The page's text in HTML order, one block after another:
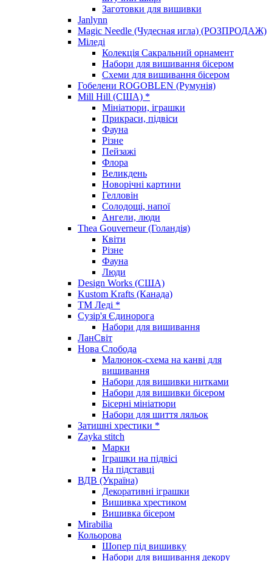
Заготовки для вишивки
Janlynn
Magic Needle (Чудесная игла) (РОЗПРОДАЖ)
Міледі
Колекція Сакральний орнамент
Набори для вишивання бісером
Схеми для вишивання бісером
Гобелени ROGOBLEN (Румунія)
Mill Hill (США) *
Мініатюри, іграшки
Прикраси, підвіси
Фауна
Різне
Пейзажі
Флора
Великдень
Новорічні картини
Гелловін
Солодощі, напої
Ангели, люди
Thea Gouverneur (Голандія)
Квіти
Різне
Фауна
Люди
Design Works (США)
Kustom Krafts (Канада)
ТМ Леді *
Сузір'я Єдинорога
Набори для вишивання
ЛанСвіт
Нова Слобода
Малюнок-схема на канві для
вишивання
Набори для вишивки нитками
Набори для вишивки бісером
Бісерні мініатюри
Набори для шиття ляльок
Затишні хрестики *
Zayka stitch
Марки
Іграшки на підвісі
На підставці
ВДВ (Україна)
Декоративні іграшки
Вишивка хрестиком
Вишивка бісером
Mirabilia
Кольорова
Шопер під вишивку
Набори для вишивання декору